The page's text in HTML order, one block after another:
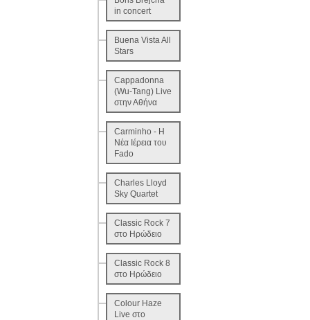
in concert
Buena Vista All
Stars
Cappadonna
(Wu-Tang) Live
στην Αθήνα
Carminho - Η
Νέα Ιέρεια του
Fado
Charles Lloyd
Sky Quartet
Classic Rock 7
στο Ηρώδειο
Classic Rock 8
στο Ηρώδειο
Colour Haze
Live στο